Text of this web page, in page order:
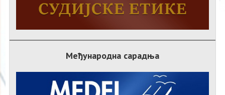
Међународна сарадња